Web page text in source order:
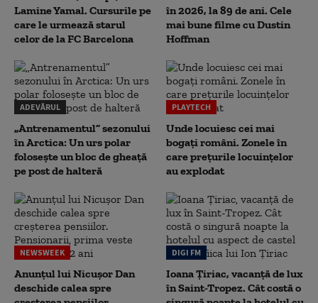
Lamine Yamal. Cursurile pe
care le urmează starul
celor de la FC Barcelona
în 2026, la 89 de ani. Cele
mai bune filme cu Dustin
Hoffman
ADEVĂRUL
„Antrenamentul” sezonului
în Arctica: Un urs polar
folosește un bloc de gheață
pe post de halteră
PLAYTECH
Unde locuiesc cei mai
bogați români. Zonele în
care prețurile locuințelor
au explodat
NEWSWEEK
Anunțul lui Nicușor Dan
deschide calea spre
DIGI FM
Ioana Țiriac, vacanță de lux
în Saint-Tropez. Cât costă o